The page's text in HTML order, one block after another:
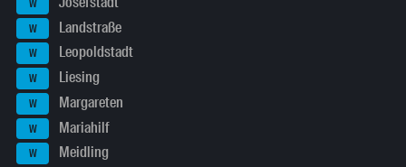
W
W Landstraße
W Leopoldstadt
W Liesing
W Margareten
W Mariahilf
W Meidling